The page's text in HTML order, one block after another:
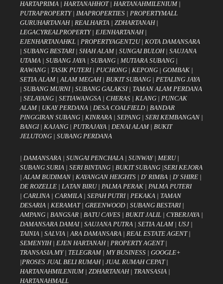
HARTAPRIMA | HARTANAHHOT| HARTANAHMILENIUM|
PUTRAPROPERTY| IMAPROPERTIES | PROPERTYMALL
GURUHARTANAH| REALHARTA | ZDHARTANAH|
LEGACYREALPROPERTY| EJENHARTANAH|
EJENHARTANAHKL | PROPERTYAGENT2U| KOTA DAMANSARA
| SUBANG BESTARI| SHAH ALAM| SUNGAI BULOH| SAUJANA
UTAMA | SUBANG JAYA | SUBANG | MUTIARA SUBANG |
RAWANG | TASIK PUTERI| PUCHONG | KEPONG | GOMBAK |
SETIA ALAM| ALAM MEGAH| BUKIT SUBANG | PETALING JAYA
| SUBANG MURNI| SUBANG GALAKSI| TAMAN ALAM PERDANA
| SELAYANG | SETIAWANGSA | CHERAS | KLANG | PUNCAK
ALAM| UKAY PERDANA | DESA COALFIELD| BANDAR
PINGGIRAN SUBANG | KINRARA | SEPANG | SERI KEMBANGAN |
BANGI| KAJANG | PUTRAJAYA | DENAI ALAM| BUKIT
JELUTONG | SUBANG PERDANA
| DAMANSARA | SUNGAI PENCHALA | SUNWAY| MERU|
SUBANG SURIA | SERI BINTANG | BUKIT SUBANG |SERI KEJORA
| ALAM BUDIMAN | KAYANGAN HEIGHTS | D' RIMBA | D' SHIRE |
DE ROZELLE | LATAN BIRU| PALMA PERAK | PALMA PUTERI
| CARLINA | CARMILA | SEPAH PUTRI| PEKAKA | TAMAN
DESARIA | KERAMAT| GREENWOOD| SUBANG BESTARI|
AMPANG | BANGSAR | BATU CAVES | BUKIT JALIL | CYBERJAYA |
DAMANSARA DAMAI| SAUJANA PUTRA | SETIA ALAM| USJ |
TAINIA | SALVIA | ARA DAMANSARA | REAL ESTATE AGENT |
SEMENYIH| EJEN HARTANAH| PROPERTY AGENT|
TRANSASIA.MY| TELEGRAM| MY BUSINESS | GOOGLE+
|PROSES JUAL BELI RUMAH| JUAL RUMAH CEPAT|
HARTANAHMILENIUM| ZDHARTANAH| TRANSASIA |
HARTANAHMALL